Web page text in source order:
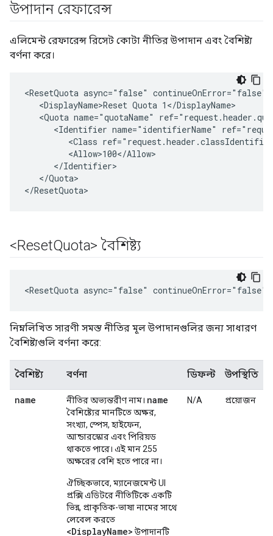
উপাদান রেফারেন্স
এলিমেন্ট রেফারেন্স রিসেট কোটা নীতির উপাদান এবং বৈশিষ্ট্য
বর্ণনা করে।
<ResetQuota async="false" continueOnError="false"
   <DisplayName>Reset Quota 1</DisplayName>
<Quota name="quotaName"
<Identifier name="identifierName"
<Class
         <Allow>100</Allow>
      </Identifier>
   </Quota>
</ResetQuota>
<ResetQuota> বৈশিষ্ট্য
<ResetQuota async="false" continueOnError="false"
নিম্নলিখিত সারণী সমস্ত নীতির মূল উপাদানগুলির জন্য সাধারণ
বৈশিষ্ট্যগুলি বর্ণনা করে:
বৈশিষ্ট্য বর্ণনা ডিফল্ট উপস্থিতি
name নীতির অভ্যন্তরীণ নাম। name
বৈশিষ্ট্যের মানটিতে অক্ষর,
সংখ্যা, স্পেস, হাইফেন,
আন্ডারস্কোর এবং পিরিয়ড
থাকতে পারে। এই মান 255
অক্ষরের বেশি হতে পারে না।
ঐচ্ছিকভাবে, ম্যানেজমেন্ট UI
প্রক্সি এডিটরে নীতিটিকে একটি
ভিন্ন, প্রাকৃতিক-ভাষা নামের সাথে
লেবেল করতে
<DisplayName>উপাদানটি
N/A প্রয়োজন